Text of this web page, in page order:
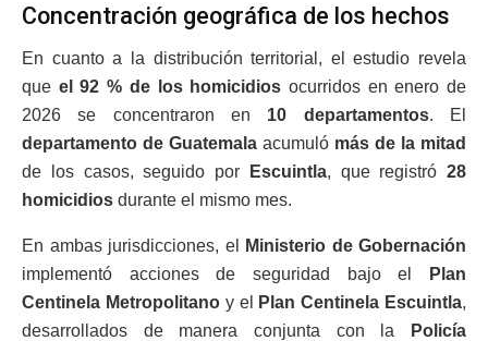
Concentración geográfica de los hechos
En cuanto a la distribución territorial, el estudio revela
que el 92 % de los homicidios ocurridos en enero de
2026 se concentraron en 10 departamentos. El
departamento de Guatemala acumuló más de la mitad
de los casos, seguido por
Escuintla, que registró 28
homicidios durante el mismo mes.
En ambas jurisdicciones, el
Ministerio de Gobernación
implementó acciones de seguridad bajo el
Plan
Centinela Metropolitanoy el Plan Centinela Escuintla,
desarrollados de manera conjunta con la
Policía